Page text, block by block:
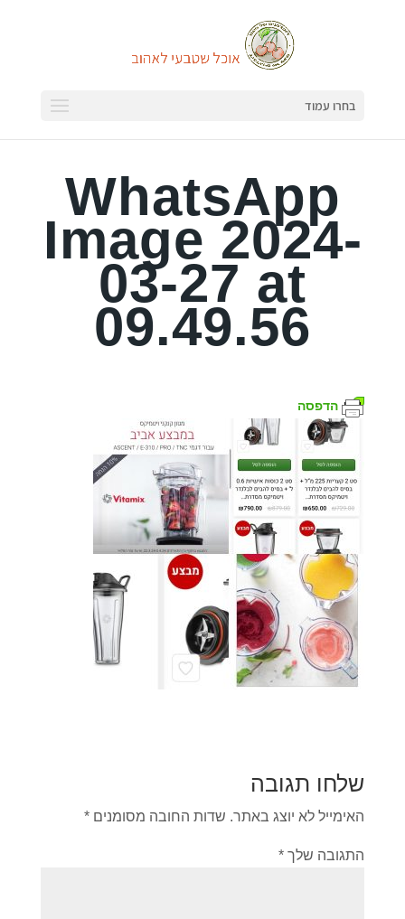
בחרו עמוד
WhatsApp
Image 2024-
03-27 at
09.49.56
הדפסה
שלחו תגובה
האימייל לא יוצג באתר. שדות החובה מסומנים *
התגובה שלך *